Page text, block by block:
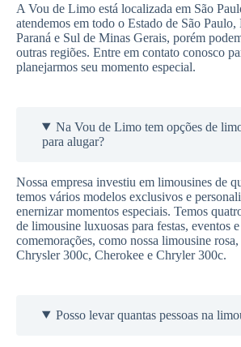
A Vou de Limo está localizada em São
atendemos em todo o Estado de São
Paraná e Sul de Minas Gerais, porém
outras regiões. Entre em contato conosco
planejarmos seu momento especial.
Na Vou de Limo tem opções de
para alugar?
Nossa empresa investiu em limousines de
temos vários modelos exclusivos e
enernizar momentos especiais. Temos
de limousine luxuosas para festas, eventos e
comemorações, como nossa limousine
Chrysler 300c, Cherokee e Chryler 300c.
Posso levar quantas pessoas na